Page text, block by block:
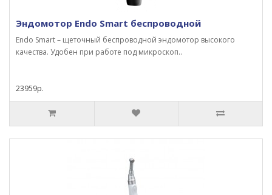
Эндомотор Endo Smart беспроводной
Endo Smart – щеточный беспроводной эндомотор высокого
качества. Удобен при работе под микроскоп..
23959р.